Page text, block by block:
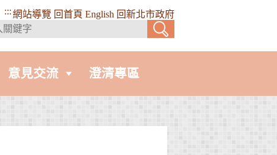
:::網站導覽 回首頁 English 回新北市政府
意見交流 澄清專區